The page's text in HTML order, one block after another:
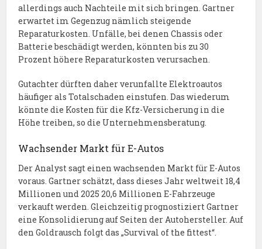
allerdings auch Nachteile mit sich bringen. Gartner
erwartet im Gegenzug nämlich steigende
Reparaturkosten. Unfälle, bei denen Chassis oder
Batterie beschädigt werden, könnten bis zu 30
Prozent höhere Reparaturkosten verursachen.
Gutachter dürften daher verunfallte Elektroautos
häufiger als Totalschaden einstufen. Das wiederum
könnte die Kosten für die Kfz-Versicherung in die
Höhe treiben, so die Unternehmensberatung.
Wachsender Markt für E-Autos
Der Analyst sagt einen wachsenden Markt für E-Autos
voraus. Gartner schätzt, dass dieses Jahr weltweit 18,4
Millionen und 2025 20,6 Millionen E-Fahrzeuge
verkauft werden. Gleichzeitig prognostiziert Gartner
eine Konsolidierung auf Seiten der Autohersteller. Auf
den Goldrausch folgt das „Survival of the fittest“.